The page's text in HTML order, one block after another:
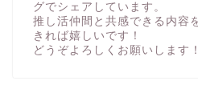
グでシェアしています。
推し活仲間と共感できる内容
きれば嬉しいです！
どうぞよろしくお願いします！